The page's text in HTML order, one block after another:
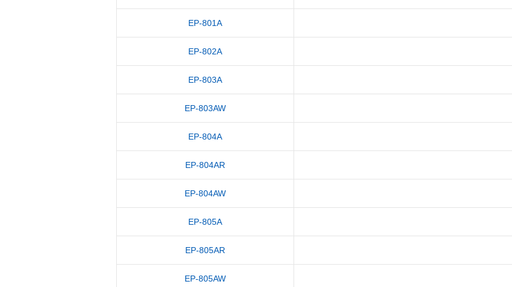
EP-801A
EP-802A
EP-803A
EP-803AW
EP-804A
EP-804AR
EP-804AW
EP-805A
EP-805AR
EP-805AW